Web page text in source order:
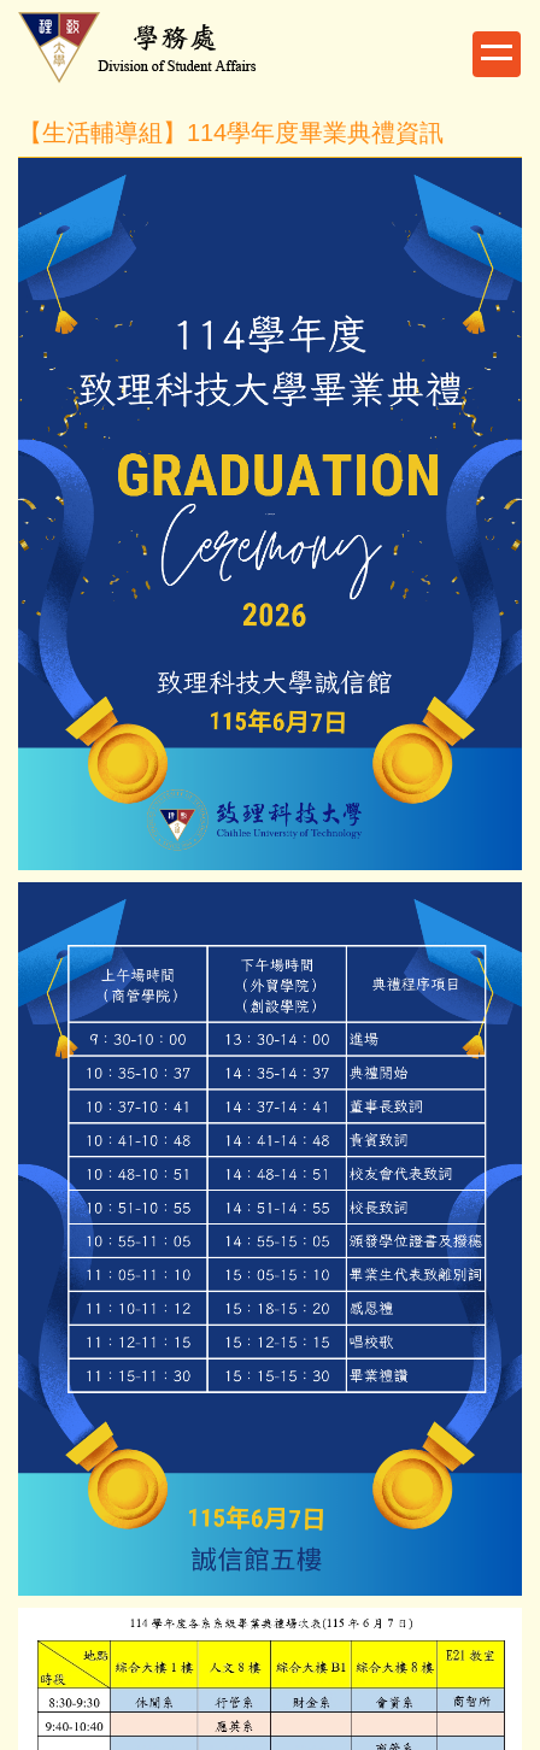
跳
容
【生活輔導組】114學年度畢業典禮資訊